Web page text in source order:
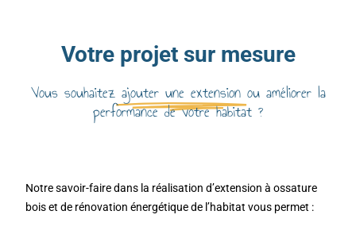
Votre projet sur mesure
Vous souhaitez ajouter une extension ou améliorer la
performance de votre habitat ?
Notre savoir-faire dans la réalisation d’extension à ossature
bois et de rénovation énergétique de l’habitat vous permet :